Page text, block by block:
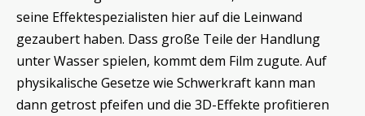
seine Effektespezialisten hier auf die Leinwand
gezaubert haben. Dass große Teile der Handlung
unter Wasser spielen, kommt dem Film zugute. Auf
physikalische Gesetze wie Schwerkraft kann man
dann getrost pfeifen und die 3D-Effekte profitieren